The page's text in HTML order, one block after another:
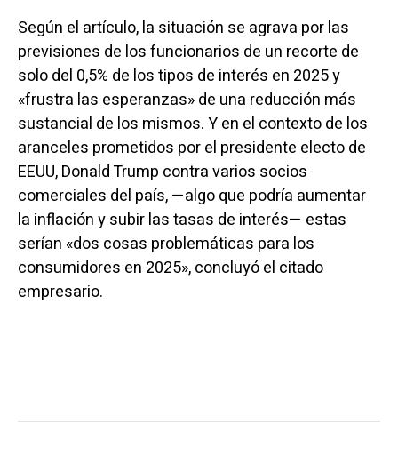
Según el artículo, la situación se agrava por las
previsiones de los funcionarios de un recorte de
solo del 0,5% de los tipos de interés en 2025 y
«frustra las esperanzas» de una reducción más
sustancial de los mismos. Y en el contexto de los
aranceles prometidos por el presidente electo de
EEUU, Donald Trump contra varios socios
comerciales del país, —algo que podría aumentar
la inflación y subir las tasas de interés— estas
serían «dos cosas problemáticas para los
consumidores en 2025»,concluyóel citado
empresario.